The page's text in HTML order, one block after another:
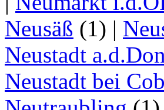
Neusäß (1) |
Neustadt
Neustadt bei